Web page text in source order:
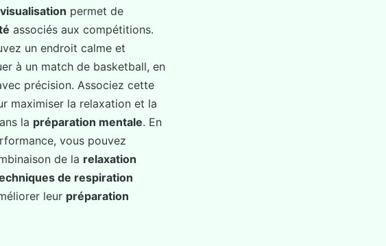
visualisation permet de
associés aux compétitions.
un endroit calme et
à un match de basketball, en
précision. Associez cette
maximiser la relaxation et la
la préparation mentale. En
vous pouvez
de la relaxation
de respiration
leur préparation